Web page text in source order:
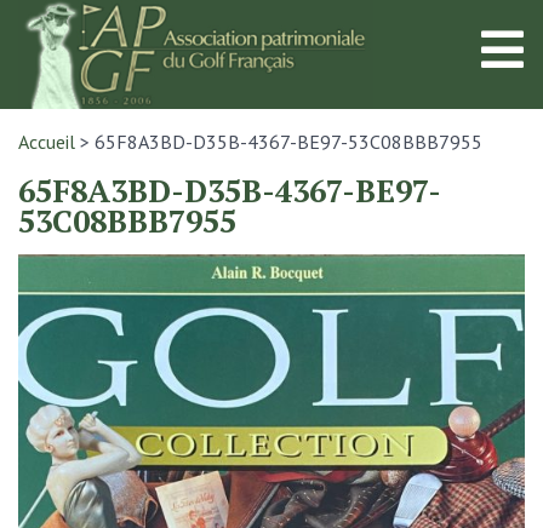
Accueil > 65F8A3BD-D35B-4367-BE97-53C08BBB7955
65F8A3BD-D35B-4367-BE97-
53C08BBB7955